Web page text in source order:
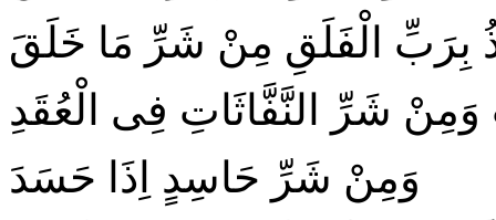
بِرَبِّ الْفَلَقِ مِنْ شَرِّ مَا خَلَقَ
شَرِّ النَّفَّاثَاتِ فِى الْعُقَدِ
وَمِنْ شَرِّ حَاسِدٍ اِذَا حَسَدَ